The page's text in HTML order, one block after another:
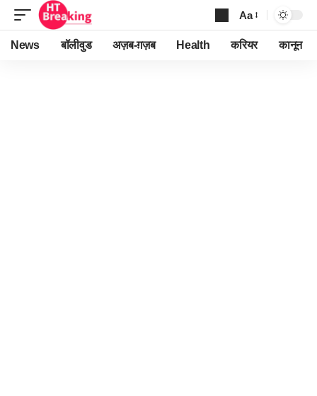
Font
Resizer
Aa
News बॉलीवुड अज़ब-ग़ज़ब Health करियर कानून